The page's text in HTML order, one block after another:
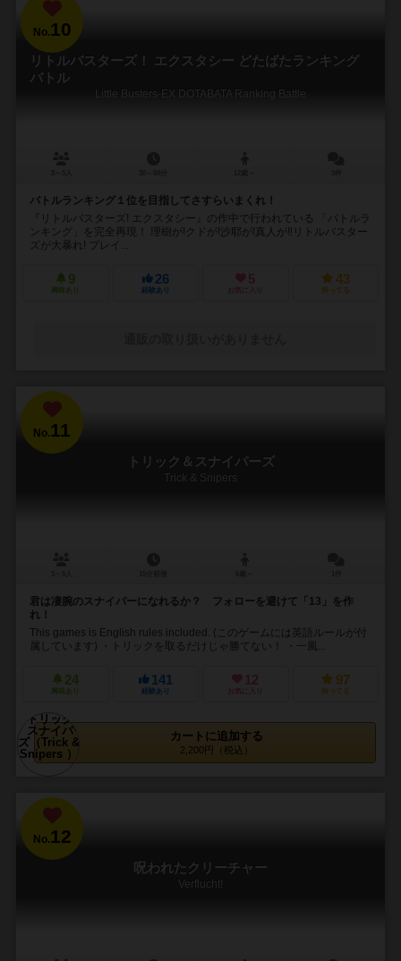
No. 10
リトルバスターズ！ エクスタシー どたばたランキング
バトル
Little Busters-EX DOTABATA Ranking Battle
バトルランキング１位を目指してさすらいまくれ！
『リトルバスターズ! エクスタシー』の作中で行われている 「バトルラ
ンキング」を完全再現！ 理樹が!クドが!沙耶が!真人が‼︎リトルバスター
ズが大暴れ! プレイ...
9
興味あり
26
経験あり
5
お気に入り
43
持ってる
No.11
トリック＆スナイパーズ
Trick & Snipers
君は凄腕のスナイパーになれるか？ フォローを避けて「13」を作
れ！
This games is English rules included. (このゲームには英語ルールが付
属しています) ・トリックを取るだけじゃ勝てない！ ・一風...
24
興味あり
141
経験あり
12
お気に入り
97
持ってる
カートに追加する
2,200円（税込）
No.12
呪われたクリーチャー
Verflucht!